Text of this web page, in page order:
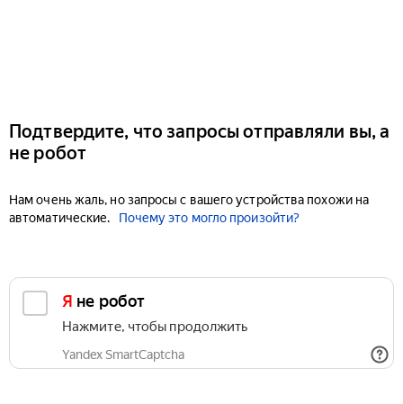
Подтвердите, что запросы отправляли вы, а
не робот
Нам очень жаль, но запросы с вашего устройства похожи на
автоматические.
Почему это могло произойти?
Я не робот
Нажмите, чтобы продолжить
Yandex SmartCaptcha